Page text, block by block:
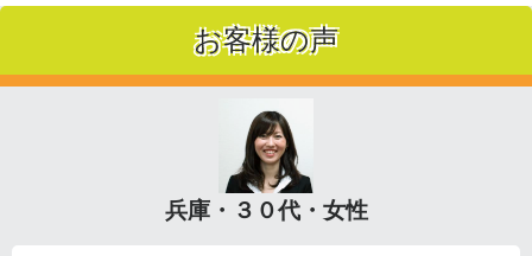
お客様の声
兵庫・３０代・女性